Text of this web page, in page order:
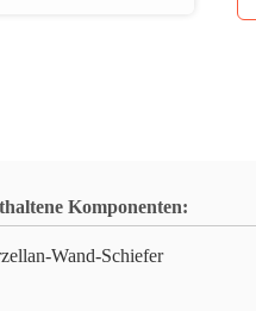
Komponenten:
Wand-Schiefer